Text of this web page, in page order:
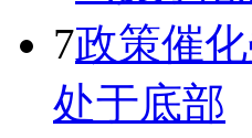
7政策催
处于底部